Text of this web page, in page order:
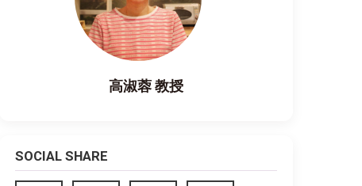
高淑蓉 教授
SOCIAL SHARE